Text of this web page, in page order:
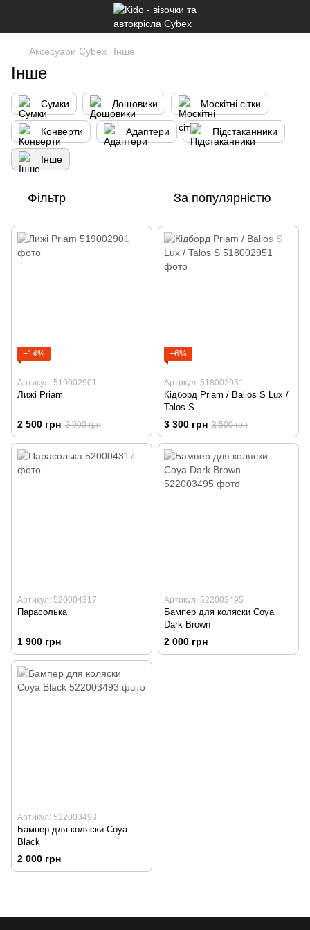
Аксесуари Cybex Інше
Інше
Сумки Дощовики Москітні сітки
Конверти Адаптери Підстаканники
Інше
Фільтр За популярністю
−14%
Артикул: 519002901
Лижі Priam
2 500 грн 2 900 грн
−6%
Артикул: 518002951
Кідборд Priam / Balios S Lux /
Talos S
3 300 грн 3 500 грн
Артикул: 520004317
Парасолька
1 900 грн
Артикул: 522003495
Бампер для коляски Coya
Dark Brown
2 000 грн
Артикул: 522003493
Бампер для коляски Coya
Black
2 000 грн